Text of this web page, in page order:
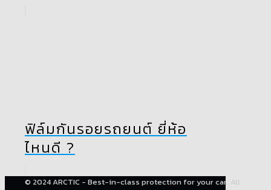
ฟิล์มกันรอยรถยนต์ ยี่ห้อ
ไหนดี ?
© 2024 ARCTIC - Best-in-class protection for your car. All